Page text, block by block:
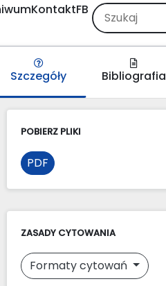
KontaktFB
Szczegóły Bibliografia
POBIERZ PLIKI
PDF
ZASADY CYTOWANIA
Formaty cytowań